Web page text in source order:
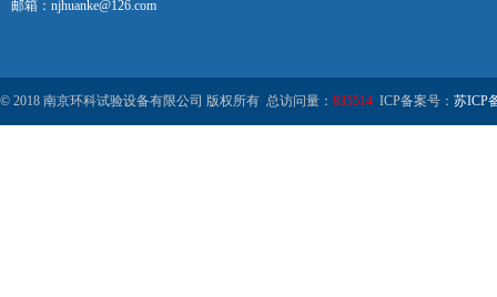
邮箱：njhuanke@126.com
© 2018 南京环科试验设备有限公司 版权所有 总访问量： 835514 ICP备案号： 苏ICP